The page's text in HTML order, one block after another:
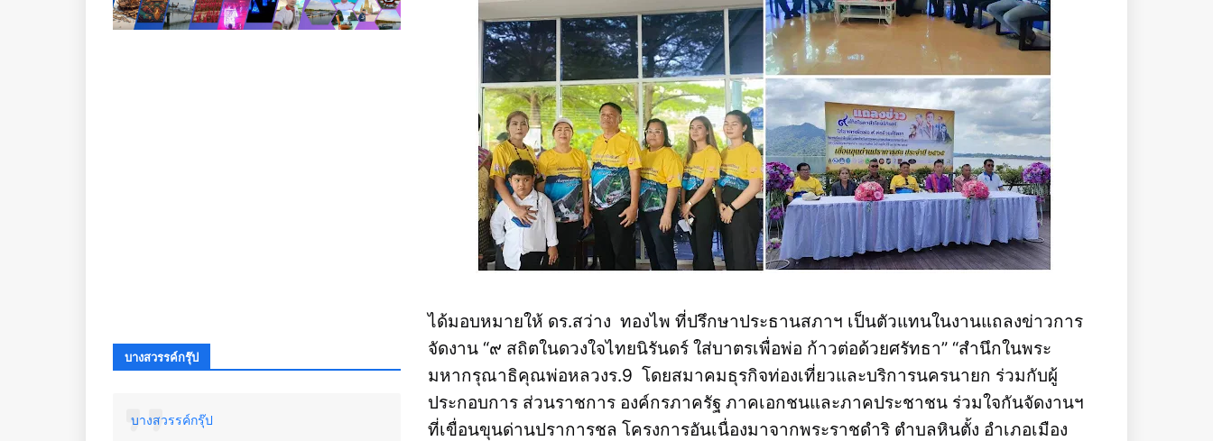
ได้มอบหมายให้ ดร.สว่าง ทองไพ ที่ปรึกษาประธานสภาฯ เป็นตัวแทนในงานแถลงข่าวการ
จัดงาน “๙ สถิตในดวงใจไทยนิรันดร์ ใส่บาตรเพื่อพ่อ ก้าวต่อด้วยศรัทธา” “สำนึกในพระ
มหากรุณาธิคุณพ่อหลวงร.9 โดยสมาคมธุรกิจท่องเที่ยวและบริการนครนายก ร่วมกับผู้
ประกอบการ ส่วนราชการ องค์กรภาครัฐ ภาคเอกชนและภาคประชาชน ร่วมใจกันจัดงานฯ
ที่เขื่อนขุนด่านปราการชล โครงการอันเนื่องมาจากพระราชดำริ ตำบลหินตั้ง อำเภอเมือง
บางสวรรค์กรุ๊ป
บางสวรรค์กรุ๊ป